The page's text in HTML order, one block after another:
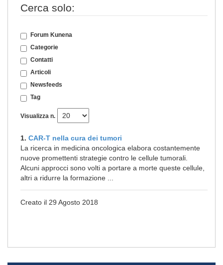
Cerca solo:
Forum Kunena
Categorie
Contatti
Articoli
Newsfeeds
Tag
Visualizza n.
1. CAR-T nella cura dei tumori
La ricerca in medicina oncologica elabora costantemente
nuove promettenti strategie contro le cellule tumorali.
Alcuni approcci sono volti a portare a morte queste cellule,
altri a ridurre la formazione ...
Creato il 29 Agosto 2018